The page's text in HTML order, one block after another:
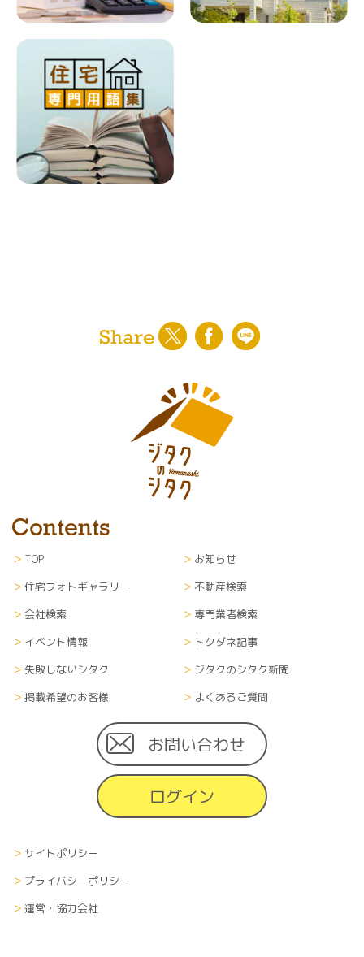
TOP
お知らせ
住宅フォトギャラリー
不動産検索
会社検索
専門業者検索
イベント情報
トクダネ記事
失敗しないシタク
ジタクのシタク新聞
掲載希望のお客様
よくあるご質問
お問い合わせ
ログイン
サイトポリシー
プライバシーポリシー
運営・協力会社